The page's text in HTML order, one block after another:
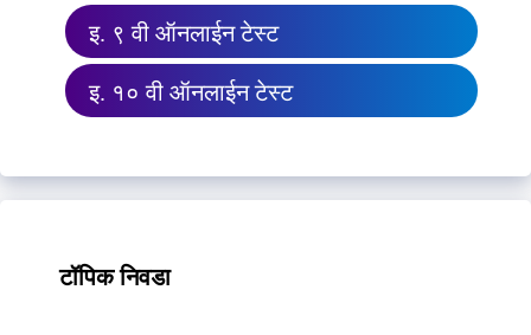
इ. ९ वी ऑनलाईन टेस्ट
इ. १० वी ऑनलाईन टेस्ट
टॉपिक निवडा